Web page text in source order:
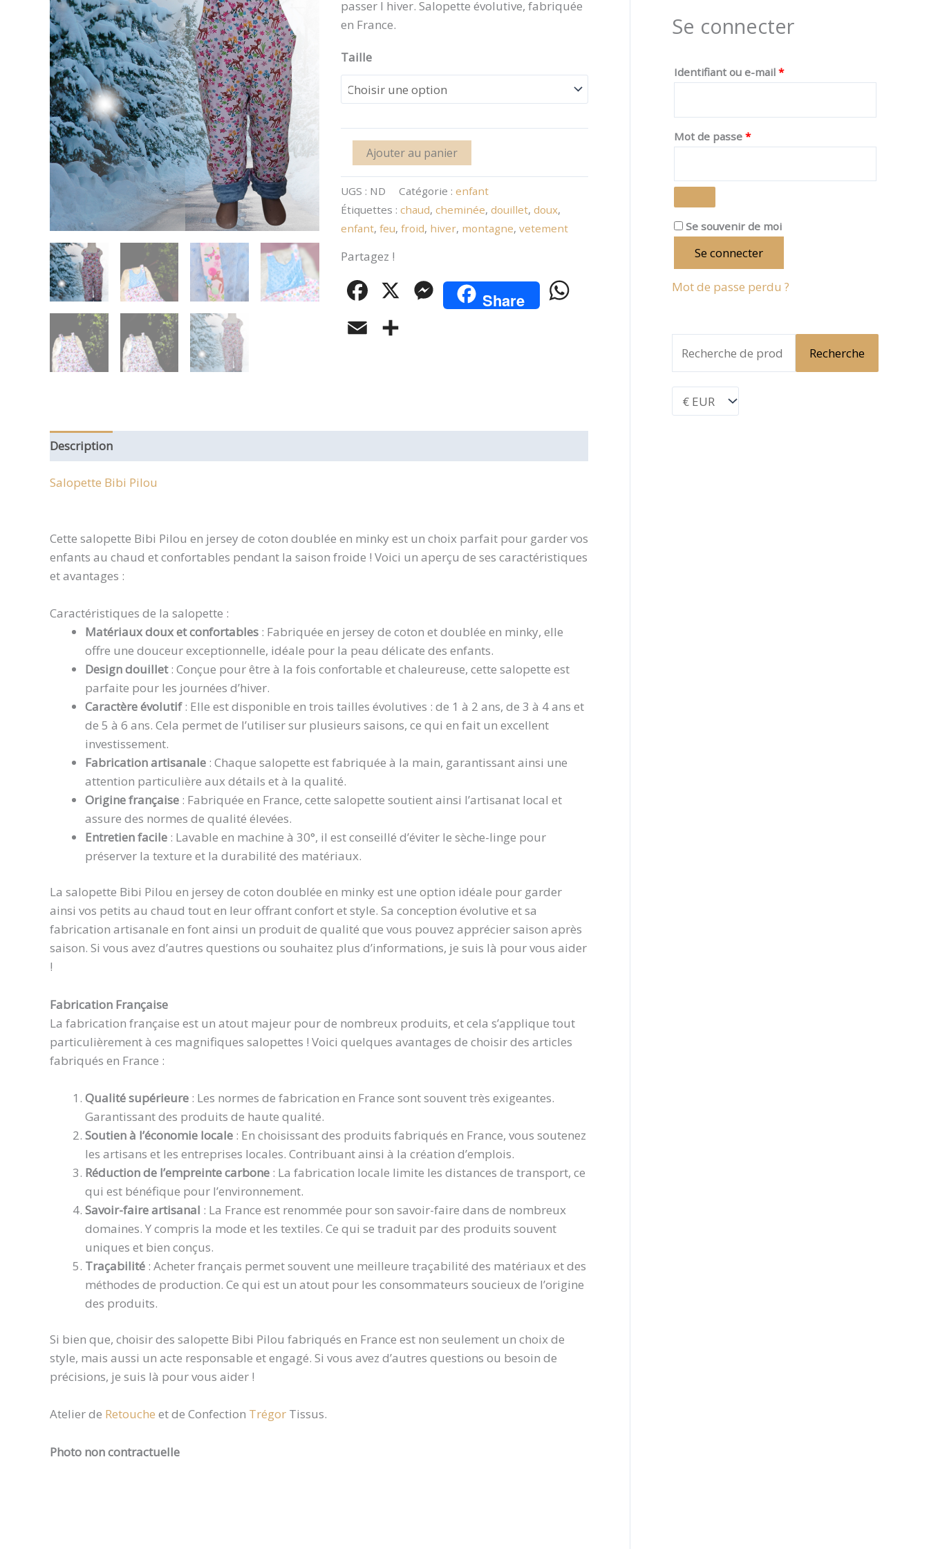
passer l hiver. Salopette évolutive, fabriquée
en France.
Taille
Ajouter au panier
UGS : ND Catégorie : enfant
Étiquettes : chaud, cheminée, douillet, doux,
enfant, feu, froid, hiver, montagne, vetement
Partagez !
Facebook MessengerShare
Email
Description
Salopette Bibi Pilou
Cette salopette Bibi Pilou en jersey de coton doublée en minky est un choix parfait pour garder vos
enfants au chaud et confortables pendant la saison froide ! Voici un aperçu de ses caractéristiques
et avantages :
Caractéristiques de la salopette :
Matériaux doux et confortables : Fabriquée en jersey de coton et doublée en minky, elle
offre une douceur exceptionnelle, idéale pour la peau délicate des enfants.
Design douillet: Conçue pour être à la fois confortable et chaleureuse, cette salopette est
parfaite pour les journées d’hiver.
Caractère évolutif: Elle est disponible en trois tailles évolutives : de 1 à 2 ans, de 3 à 4 ans et
de 5 à 6 ans. Cela permet de l’utiliser sur plusieurs saisons, ce qui en fait un excellent
investissement.
Fabrication artisanale : Chaque salopette est fabriquée à la main, garantissant ainsi une
attention particulière aux détails et à la qualité.
Origine française : Fabriquée en France, cette salopette soutient ainsi l’artisanat local et
assure des normes de qualité élevées.
Entretien facile : Lavable en machine à 30°, il est conseillé d’éviter le sèche-linge pour
préserver la texture et la durabilité des matériaux.
La salopette Bibi Pilou en jersey de coton doublée en minky est une option idéale pour garder
ainsi vos petits au chaud tout en leur offrant confort et style. Sa conception évolutive et sa
fabrication artisanale en font ainsi un produit de qualité que vous pouvez apprécier saison après
saison. Si vous avez d’autres questions ou souhaitez plus d’informations, je suis là pour vous aider
!
Fabrication Française
La fabrication française est un atout majeur pour de nombreux produits, et cela s’applique tout
particulièrement à ces magnifiques salopettes ! Voici quelques avantages de choisir des articles
fabriqués en France :
Qualité supérieure : Les normes de fabrication en France sont souvent très exigeantes.
Garantissant des produits de haute qualité.
Soutien à l’économie locale : En choisissant des produits fabriqués en France, vous soutenez
les artisans et les entreprises locales. Contribuant ainsi à la création d’emplois.
Réduction de l’empreinte carbone : La fabrication locale limite les distances de transport, ce
qui est bénéfique pour l’environnement.
Savoir-faire artisanal : La France est renommée pour son savoir-faire dans de nombreux
domaines. Y compris la mode et les textiles. Ce qui se traduit par des produits souvent
uniques et bien conçus.
Traçabilité : Acheter français permet souvent une meilleure traçabilité des matériaux et des
méthodes de production. Ce qui est un atout pour les consommateurs soucieux de l’origine
des produits.
Si bien que, choisir des salopette Bibi Pilou fabriqués en France est non seulement un choix de
style, mais aussi un acte responsable et engagé. Si vous avez d’autres questions ou besoin de
précisions, je suis là pour vous aider !
Atelier de Retouche et de Confection Trégor Tissus.
Photo non contractuelle
Se connecter
Identifiant ou e-mail *
Mot de passe *
Se souvenir de moi
Se connecter
Mot de passe perdu ?
:
Recherche